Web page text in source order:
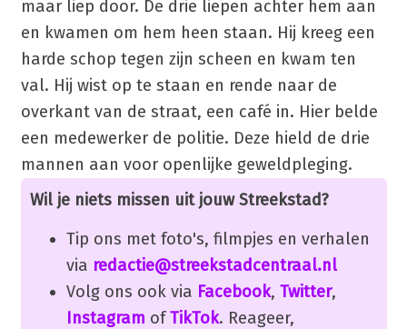
maar liep door. De drie liepen achter hem aan
en kwamen om hem heen staan. Hij kreeg een
harde schop tegen zijn scheen en kwam ten
val. Hij wist op te staan en rende naar de
overkant van de straat, een café in. Hier belde
een medewerker de politie. Deze hield de drie
mannen aan voor openlijke geweldpleging.
Wil je niets missen uit jouw Streekstad?
Tip ons met foto's, filmpjes en verhalen
via redactie@streekstadcentraal.nl
Volg ons ook via Facebook, Twitter,
Instagram ofTikTok. Reageer,